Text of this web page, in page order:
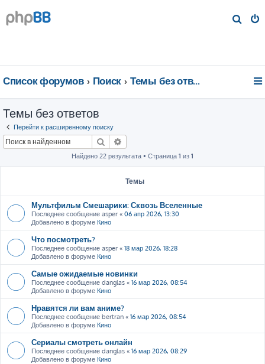
Список форумов Поиск Темы без ответов
Темы без ответов
Перейти к расширенному поиску
Поиск
Найдено 22 результата • Страница 1 из 1
Темы
Мультфильм Смешарики: Сквозь Вселенные
Последнее сообщение asper « 06 апр 2026, 13:30
Добавлено в форуме Кино
Что посмотреть?
Последнее сообщение asper « 18 мар 2026, 18:28
Добавлено в форуме Кино
Самые ожидаемые новинки
Последнее сообщение danglas « 16 мар 2026, 08:54
Добавлено в форуме Кино
Нравятся ли вам аниме?
Последнее сообщение bertran « 16 мар 2026, 08:54
Добавлено в форуме Кино
Сериалы смотреть онлайн
Последнее сообщение danglas « 16 мар 2026, 08:29
Добавлено в форуме Кино